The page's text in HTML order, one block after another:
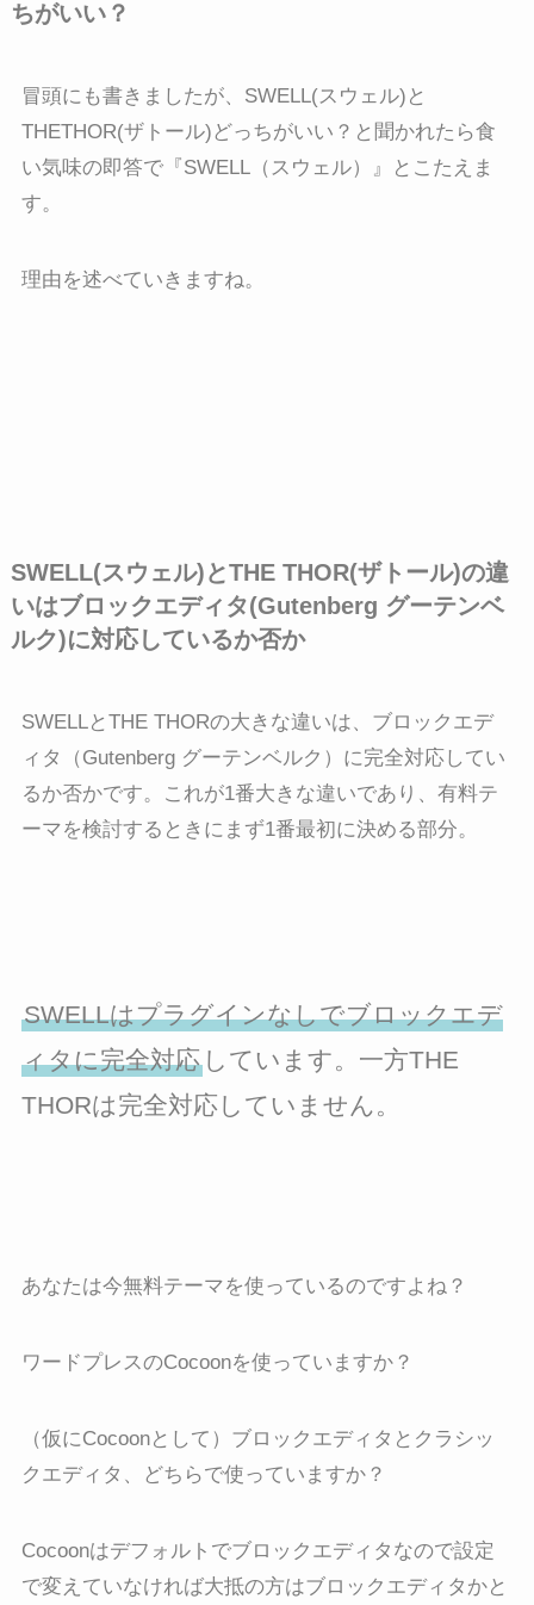
ちがいい？
冒頭にも書きましたが、SWELL(スウェル)と
THETHOR(ザトール)どっちがいい？と聞かれたら食
い気味の即答で『SWELL（スウェル）』とこたえま
す。
理由を述べていきますね。
SWELL(スウェル)とTHE THOR(ザトール)の違
いはブロックエディタ(Gutenberg グーテンベ
ルク)に対応しているか否か
SWELLとTHE THORの大きな違いは、ブロックエデ
ィタ（Gutenberg グーテンベルク）に完全対応してい
るか否かです。これが1番大きな違いであり、有料テ
ーマを検討するときにまず1番最初に決める部分。
SWELLはプラグインなしでブロックエデ
ィタに完全対応しています。一方THE
THORは完全対応していません。
あなたは今無料テーマを使っているのですよね？
ワードプレスのCocoonを使っていますか？
（仮にCocoonとして）ブロックエディタとクラシッ
クエディタ、どちらで使っていますか？
Cocoonはデフォルトでブロックエディタなので設定
で変えていなければ大抵の方はブロックエディタかと